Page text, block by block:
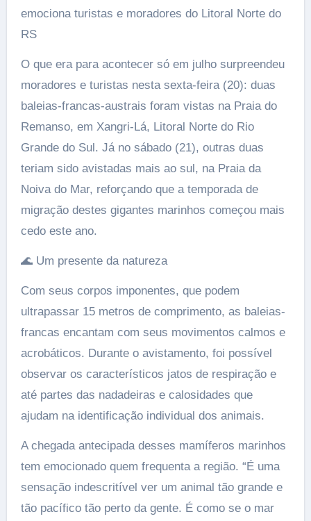
emociona turistas e moradores do Litoral Norte do
RS
O que era para acontecer só em julho surpreendeu
moradores e turistas nesta sexta-feira (20): duas
baleias-francas-austrais foram vistas na Praia do
Remanso, em Xangri-Lá, Litoral Norte do Rio
Grande do Sul. Já no sábado (21), outras duas
teriam sido avistadas mais ao sul, na Praia da
Noiva do Mar, reforçando que a temporada de
migração destes gigantes marinhos começou mais
cedo este ano.
🌊 Um presente da natureza
Com seus corpos imponentes, que podem
ultrapassar 15 metros de comprimento, as baleias-
francas encantam com seus movimentos calmos e
acrobáticos. Durante o avistamento, foi possível
observar os característicos jatos de respiração e
até partes das nadadeiras e calosidades que
ajudam na identificação individual dos animais.
A chegada antecipada desses mamíferos marinhos
tem emocionado quem frequenta a região. “É uma
sensação indescritível ver um animal tão grande e
tão pacífico tão perto da gente. É como se o mar